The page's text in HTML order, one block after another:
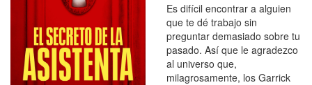
Es difícil encontrar a alguien
que te dé trabajo sin
preguntar demasiado sobre tu
pasado. Así que le agradezco
al universo que,
milagrosamente, los Garrick